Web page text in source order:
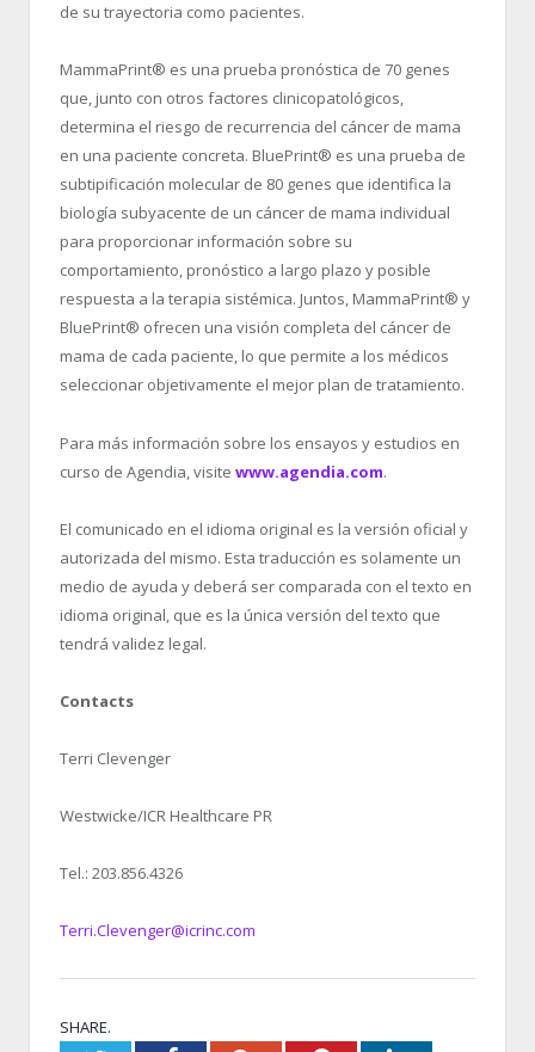
de su trayectoria como pacientes.
MammaPrint® es una prueba pronóstica de 70 genes
que, junto con otros factores clinicopatológicos,
determina el riesgo de recurrencia del cáncer de mama
en una paciente concreta. BluePrint® es una prueba de
subtipificación molecular de 80 genes que identifica la
biología subyacente de un cáncer de mama individual
para proporcionar información sobre su
comportamiento, pronóstico a largo plazo y posible
respuesta a la terapia sistémica. Juntos, MammaPrint® y
BluePrint® ofrecen una visión completa del cáncer de
mama de cada paciente, lo que permite a los médicos
seleccionar objetivamente el mejor plan de tratamiento.
Para más información sobre los ensayos y estudios en
curso de Agendia, visite www.agendia.com.
El comunicado en el idioma original es la versión oficial y
autorizada del mismo. Esta traducción es solamente un
medio de ayuda y deberá ser comparada con el texto en
idioma original, que es la única versión del texto que
tendrá validez legal.
Contacts
Terri Clevenger
Westwicke/ICR Healthcare PR
Tel.: 203.856.4326
Terri.Clevenger@icrinc.com
SHARE.